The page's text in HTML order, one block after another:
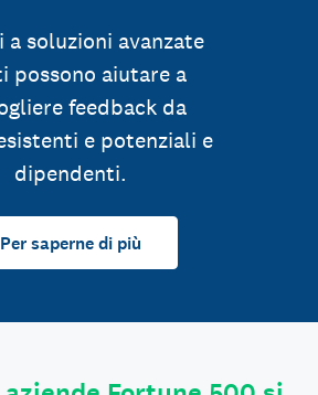
a soluzioni avanzate
possono aiutare a
feedback da
e potenziali e
dipendenti.
Per saperne di più